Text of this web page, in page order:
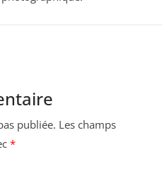
publiée. Les champs
*